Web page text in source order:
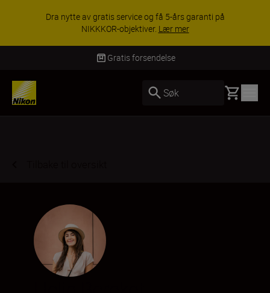
ACCESSORY SAVINGS | Få 15 % rabatt på
utvalgt tilbehør, gjør fotoutstyret komplett i dag.
KJØP NÅ
Levering innen 3–6 virkedager
Søk Basket